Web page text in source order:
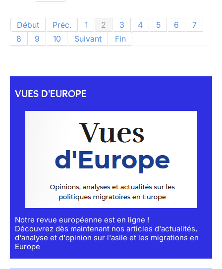
Début Préc. 1 2 3 4 5 6
7
8
9 10 Suivant Fin
VUES D'EUROPE
Notre revue européenne est en ligne !
Découvrez dès maintenant nos articles d'actualités,
d'analyse et d'opinion sur l'asile et les migrations en
Europe